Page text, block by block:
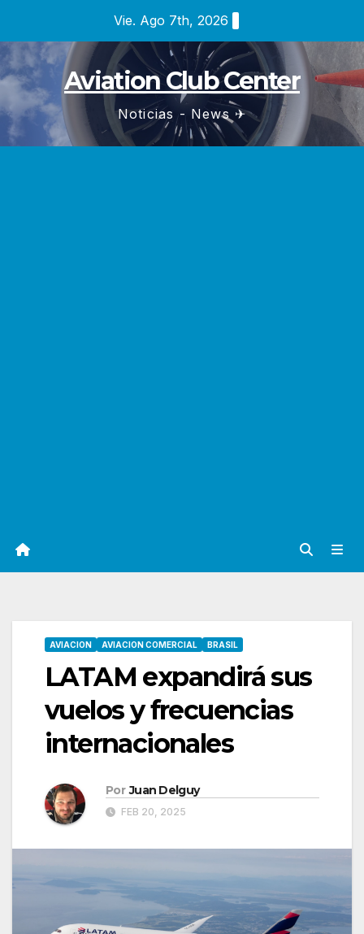
contenido
Vie. Ago 7th, 2026
Aviation Club Center
Noticias - News ✈
AVIACION AVIACION COMERCIAL BRASIL
LATAM expandirá sus
vuelos y frecuencias
internacionales
Por Juan Delguy
FEB 20, 2025